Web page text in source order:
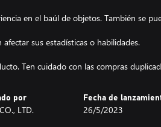
en el baúl de objetos. También se
sus estadísticas o habilidades.
Ten cuidado con las compras
por
LTD.
Fecha de
26/5/2023